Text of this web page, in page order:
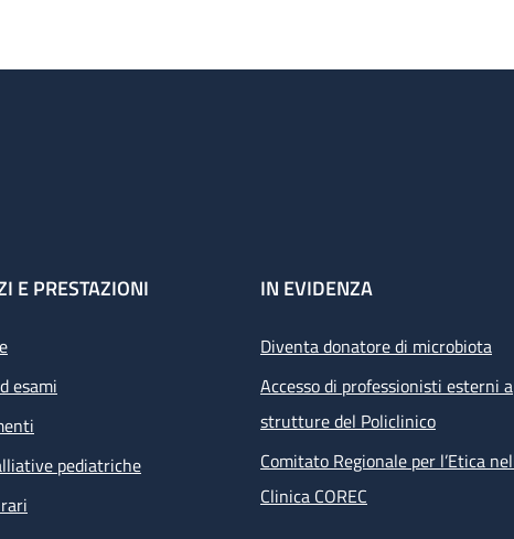
E PRESTAZIONI
esami
pediatriche
IN EVIDENZA
Diventa donatore di microbiota
Accesso di professionisti esterni a
strutture del Policlinico
Comitato Regionale per l’Etica
Clinica COREC